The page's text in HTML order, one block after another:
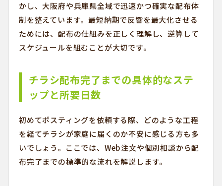
かし、大阪府や兵庫県全域で迅速かつ確実な配布体
制を整えています。最短納期で反響を最大化させる
ためには、配布の仕組みを正しく理解し、逆算して
スケジュールを組むことが大切です。
チラシ配布完了までの具体的なステ
ップと所要日数
初めてポスティングを依頼する際、どのような工程
を経てチラシが家庭に届くのか不安に感じる方も多
いでしょう。ここでは、Web注文や個別相談から配
布完了までの標準的な流れを解説します。